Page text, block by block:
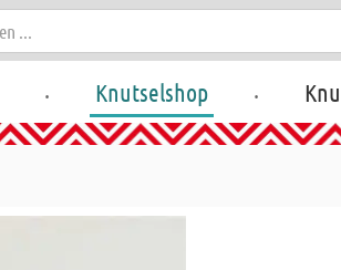
. Knutselshop .